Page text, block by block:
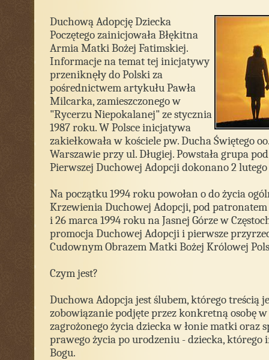
Duchową Adopcję Dziecka
Poczętego zainicjowała Błękitna
Armia Matki Bożej Fatimskiej.
Informacje na temat tej inicjatywy
przeniknęły do Polski za
pośrednictwem artykułu Pawła
Milcarka, zamieszczonego w
"Rycerzu Niepokalanej" ze stycznia
1987 roku. W Polsce inicjatywa
zakiełkowała w kościele pw. Ducha Świętego
Warszawie przy ul. Długiej. Powstała grupa
Pierwszej Duchowej Adopcji dokonano 2 lutego
Na początku 1994 roku powołan o do życia
Krzewienia Duchowej Adopcji, pod patronatem
i 26 marca 1994 roku na Jasnej Górze w
promocja Duchowej Adopcji i pierwsze
Cudownym Obrazem Matki Bożej Królowej
Czym jest?
Duchowa Adopcja jest ślubem, którego treścią
zobowiązanie podjęte przez konkretną osobę
zagrożonego życia dziecka w łonie matki oraz
prawego życia po urodzeniu - dziecka, którego
Bogu.